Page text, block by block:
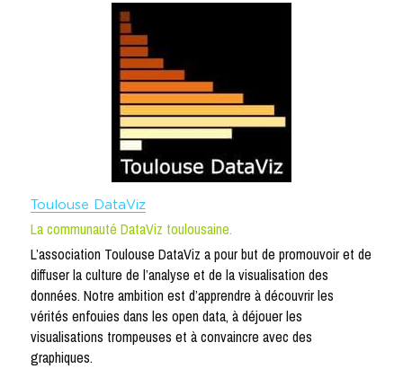
Toulouse DataViz
La communauté DataViz toulousaine.
L’association Toulouse DataViz a pour but de promouvoir et de
diffuser la culture de l’analyse et de la visualisation des
données. Notre ambition est d’apprendre à découvrir les
vérités enfouies dans les open data, à déjouer les
visualisations trompeuses et à convaincre avec des
graphiques.